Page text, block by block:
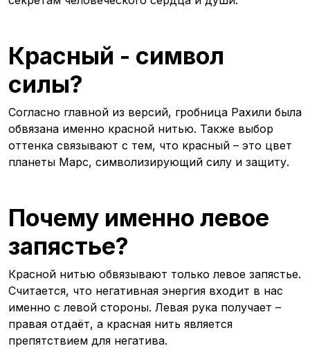
Красный - символ
силы?
Согласно главной из версий, гробница Рахили была
обвязана именно красной нитью. Также выбор
оттенка связывают с тем, что красный – это цвет
планеты Марс, символизирующий силу и защиту.
Почему именно левое
запястье?
Красной нитью обвязывают только левое запястье.
Считается, что негативная энергия входит в нас
именно с левой стороны. Левая рука получает –
правая отдаёт, а красная нить является
препятствием для негатива.